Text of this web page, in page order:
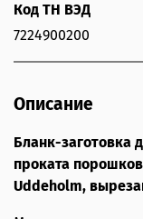
Код ТН ВЭД
7224900200
Описание
Бланк-заготовка
проката
Uddeholm,